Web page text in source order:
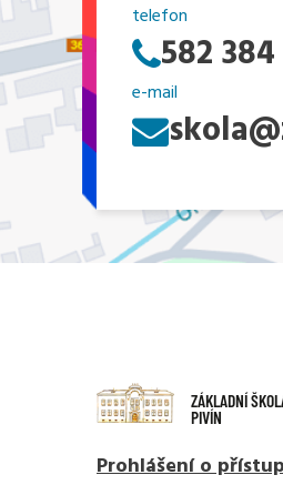
telefon
582
e-mail
ZÁKLADNÍ
PIVÍN
Prohlášení o